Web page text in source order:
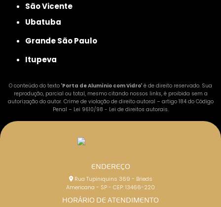
São Vicente
Ubatuba
Grande São Paulo
Itupeva
O conteúdo do texto "Porta de Alumínio com Vidro" é de direito reservado. Sua
reprodução, parcial ou total, mesmo citando nossos links, é proibida sem a
autorização do autor. Crime de violação de direito autoral – artigo 184 do Código
Penal – Lei 9610/98 - Lei de direitos autorais.
ENDEREÇO
Rua Tupiniquins 369 - Brieds
Americana - SP - CEP: 13466-220
HORÁRIO DE ATENDIMENTO